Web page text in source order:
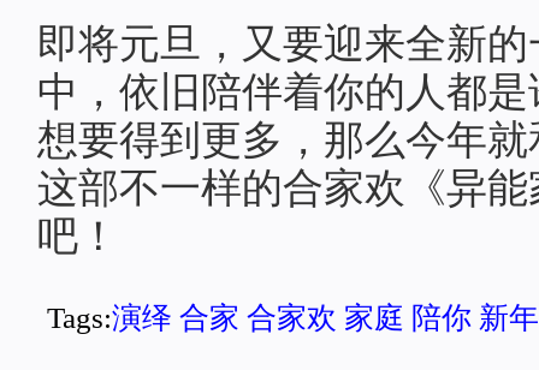
即将元旦，又要迎来全新
中，依旧陪伴着你的人都
想要得到更多，那么今年
这部不一样的合家欢《异
吧！
Tags:演绎 合家 合家欢 家庭 陪你 新年